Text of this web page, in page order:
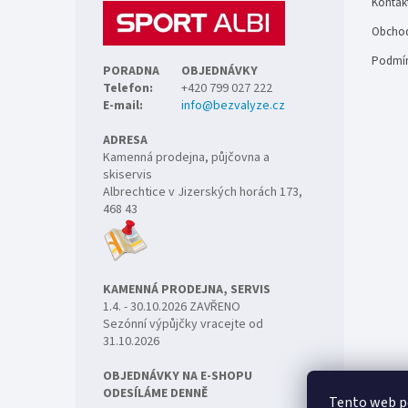
Tento web
PORADNA
OBJEDNÁVKY
Telefon:
+420 799 027 222
E-mail:
info@bezvalyze.cz
ADRESA
Kamenná prodejna, půjčovna a
skiservis
Albrechtice v Jizerských horách 173,
468 43
KAMENNÁ PRODEJNA, SERVIS
1.4. - 30.10.2026 ZAVŘENO
Sezónní výpůjčky vracejte od
31.10.2026
OBJEDNÁVKY NA E-SHOPU
ODESÍLÁME DENNĚ